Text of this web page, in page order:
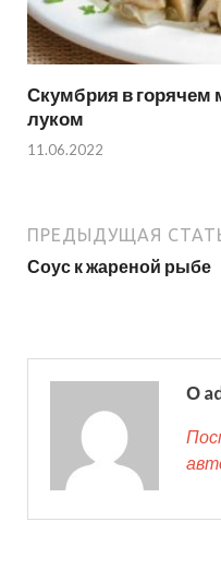
Скумбрия в горячем
луком
11.06.2022
ПРЕДЫДУЩАЯ
Соус к жареной рыбе
О